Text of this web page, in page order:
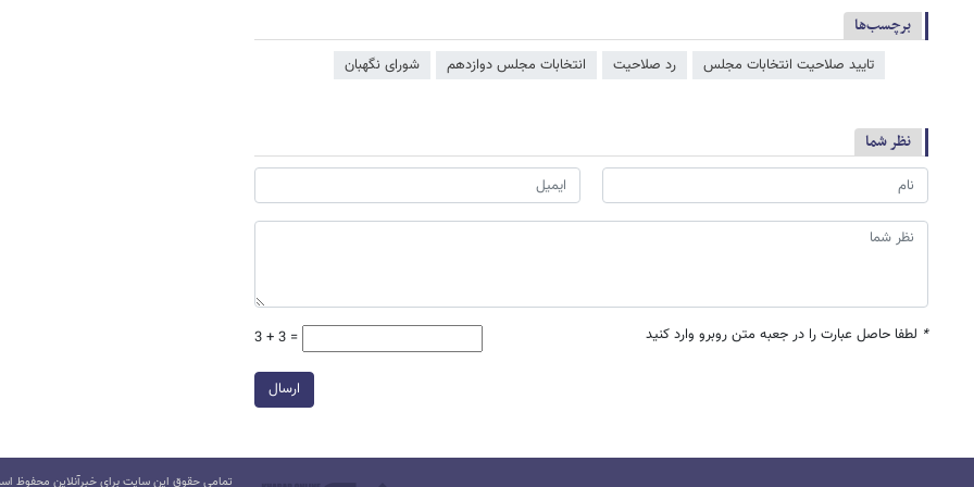
برچسب‌ها
تایید صلاحیت انتخابات مجلس رد صلاحیت انتخابات مجلس دوازدهم شورای نگهبان
نظر شما
* لطفا حاصل عبارت را در جعبه متن روبرو وارد کنید 3 + 3 =
ارسال
تمامی حقوق این سایت برای خبرآنلاین محفوظ